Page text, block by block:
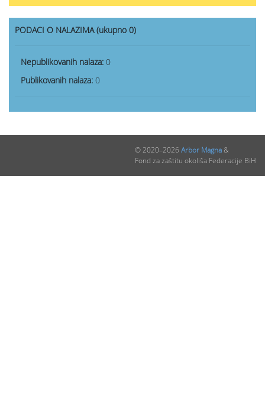
PODACI O NALAZIMA (ukupno 0)
Nepublikovanih nalaza: 0
Publikovanih nalaza: 0
© 2020–2026 Arbor Magna&
Fond za zaštitu okoliša Federacije BiH